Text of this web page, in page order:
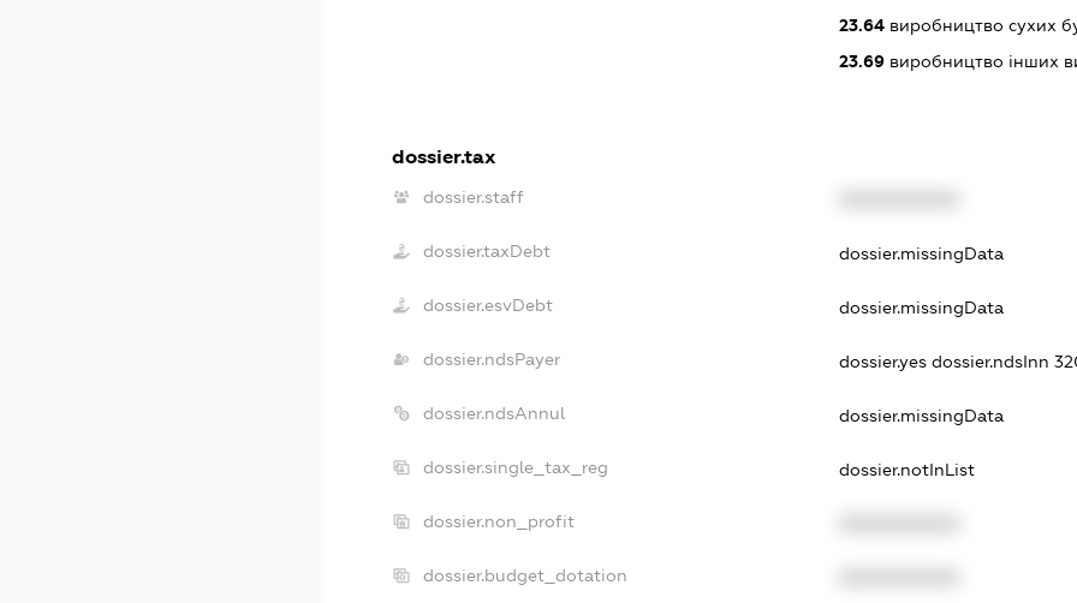
23.64виробництво сухих
23.69виробництво інших
dossier.tax
dossier.staff
dossier.taxDebt dossier.missingData
dossier.esvDebt dossier.missingData
dossier.ndsPayer dossier.yes dossier.ndsInn
dossier.ndsAnnul dossier.missingData
dossier.single_tax_reg dossier.notInList
dossier.non_profit
dossier.budget_dotation